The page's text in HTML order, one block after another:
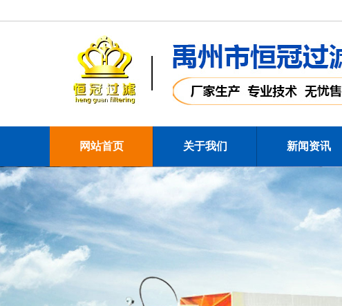
网站首页 关于我们 新闻资讯